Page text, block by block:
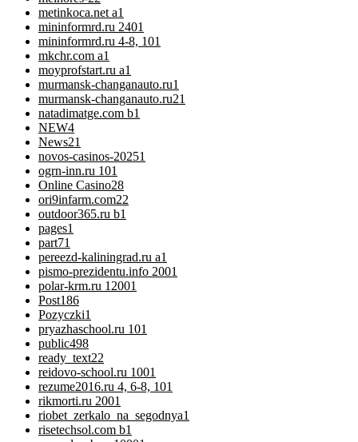
metinkoca.net a1
mininformrd.ru 2401
mininformrd.ru 4-8, 101
mkchr.com a1
moyprofstart.ru a1
murmansk-changanauto.ru1
murmansk-changanauto.ru21
natadimatge.com b1
NEW4
News21
novos-casinos-20251
ogrn-inn.ru 101
Online Casino28
ori9infarm.com22
outdoor365.ru b1
pages1
part71
pereezd-kaliningrad.ru a1
pismo-prezidentu.info 2001
polar-krm.ru 12001
Post186
Pozyczki1
pryazhaschool.ru 101
public498
ready_text22
reidovo-school.ru 1001
rezume2016.ru 4, 6-8, 101
rikmorti.ru 2001
riobet_zerkalo_na_segodnya1
risetechsol.com b1